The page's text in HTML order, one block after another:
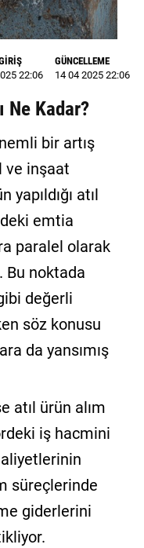
22:06
GÜNCELLEME
14 04 2025 22:06
Ne Kadar?
bir artış
ve inşaat
yapıldığı atıl
emtia
paralel olarak
Bu noktada
değerli
söz konusu
da yansımış
atıl ürün alım
iş hacmini
süreçlerinde
giderlerini